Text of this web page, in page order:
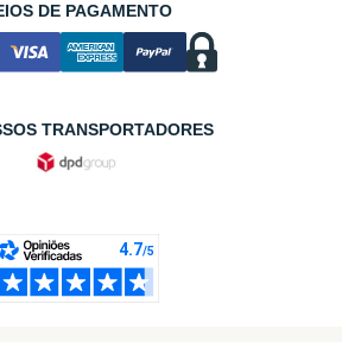
DE PAGAMENTO
TRANSPORTADORES